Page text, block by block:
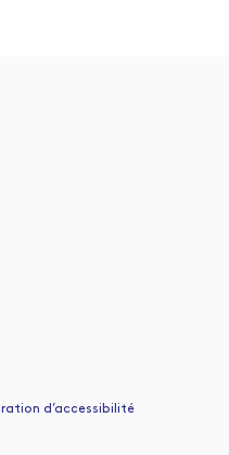
d’accessibilité